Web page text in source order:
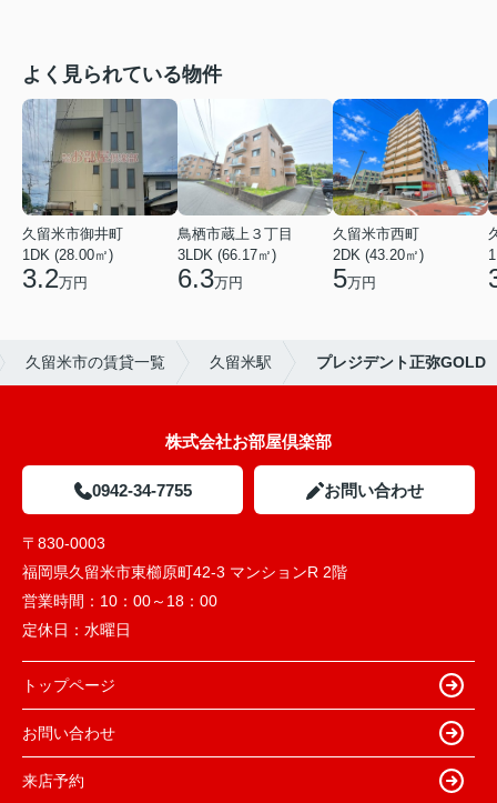
よく見られている物件
久留米市御井町
1DK (28.00㎡)
3.2万円
鳥栖市蔵上３丁目
3LDK (66.17㎡)
6.3万円
久留米市西町
2DK (43.20㎡)
5万円
久留米市の賃貸一覧 久留米駅 プレジデント正弥GOLD
株式会社お部屋倶楽部
0942-34-7755 お問い合わせ
〒830-0003
福岡県久留米市東櫛原町42-3 マンションR 2階
営業時間： 10：00～18：00
定休日： 水曜日
トップページ
お問い合わせ
来店予約